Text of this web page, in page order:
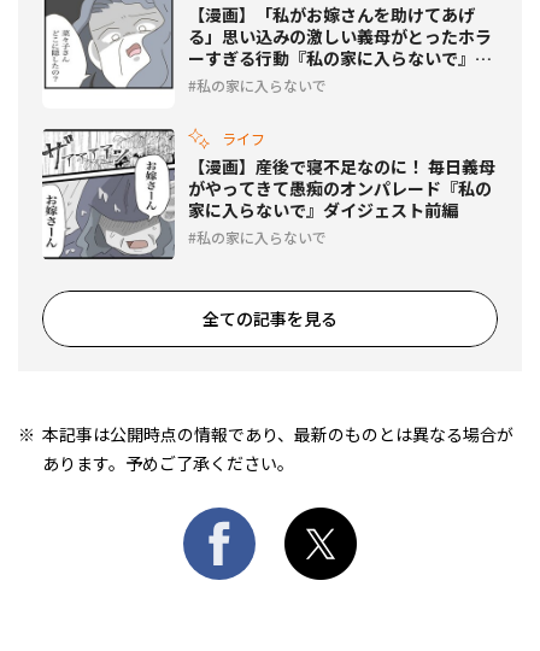
【漫画】「私がお嫁さんを助けてあげ
る」思い込みの激しい義母がとったホラ
ーすぎる行動『私の家に入らないで』ダ
イジェスト後編
私の家に入らないで
ライフ
【漫画】産後で寝不足なのに！ 毎日義母
がやってきて愚痴のオンパレード『私の
家に入らないで』ダイジェスト前編
私の家に入らないで
全ての記事を見る
本記事は公開時点の情報であり、最新のものとは異なる場合が
あります。予めご了承ください。